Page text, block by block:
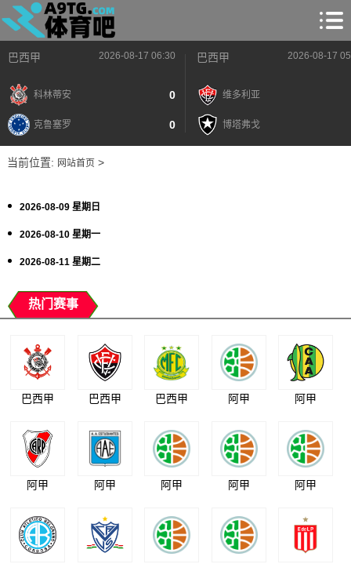
巴西甲 2026-08-17 06:30
科林蒂安 0
克鲁塞罗 0
巴西甲 2026-08-17
维多利亚
博塔弗戈
当前位置: 网站首页>
2026-08-09 星期日
2026-08-10 星期一
2026-08-11 星期二
热门赛事
巴西甲 巴西甲 巴西甲 阿甲 阿甲
阿甲 阿甲 阿甲 阿甲 阿甲